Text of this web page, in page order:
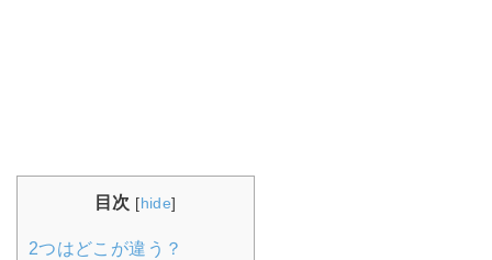
目次 [hide]
2つはどこが違う？